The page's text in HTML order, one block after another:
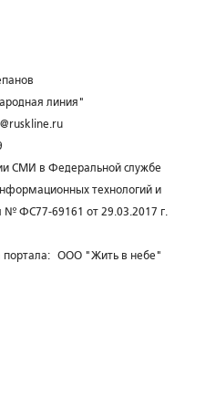
линия"
СМИ в Федеральной службе
технологий и
№ ФС77-69161 от 29.03.2017 г.
портала: ООО "Жить в небе"